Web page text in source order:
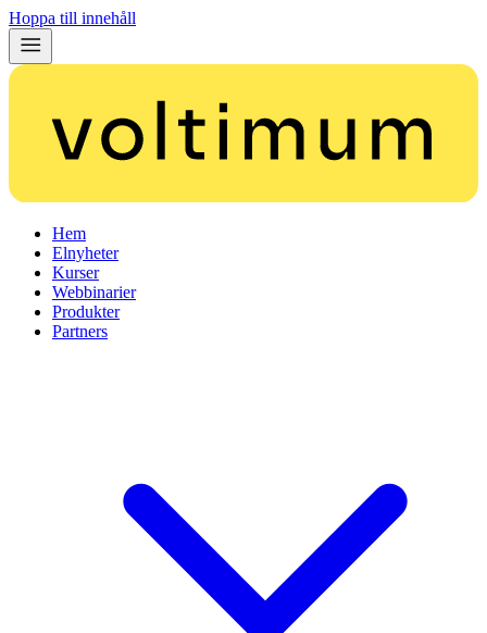
Hoppa till innehåll
Hem
Elnyheter
Kurser
Webbinarier
Produkter
Partners